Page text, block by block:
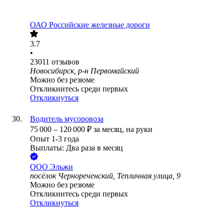
ОАО Российские железные дороги
3.7
•
23011 отзывов
Новосибирск, р-н Первомайский
Можно без резюме
Откликнитесь среди первых
Откликнуться
Водитель мусоровоза
75 000 – 120 000 ₽ за месяц, на руки
Опыт 1-3 года
Выплаты: Два раза в месяц
ООО Эльжи
посёлок Чернореченский, Тепличная улица, 9
Можно без резюме
Откликнитесь среди первых
Откликнуться